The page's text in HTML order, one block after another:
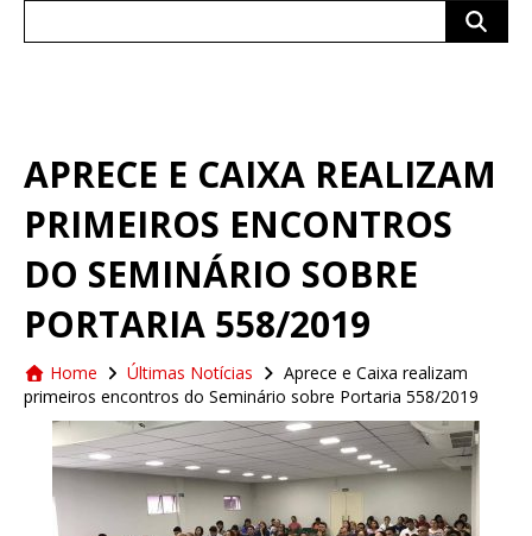
APRECE E CAIXA REALIZAM
PRIMEIROS ENCONTROS
DO SEMINÁRIO SOBRE
PORTARIA 558/2019
Home Últimas Notícias
Aprece e Caixa realizam
primeiros encontros do Seminário sobre Portaria 558/2019